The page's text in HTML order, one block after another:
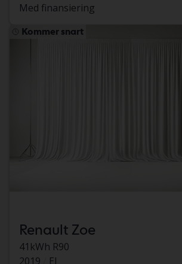
Med finansiering
Kommer snart
Renault Zoe
41kWh R90
2019
El